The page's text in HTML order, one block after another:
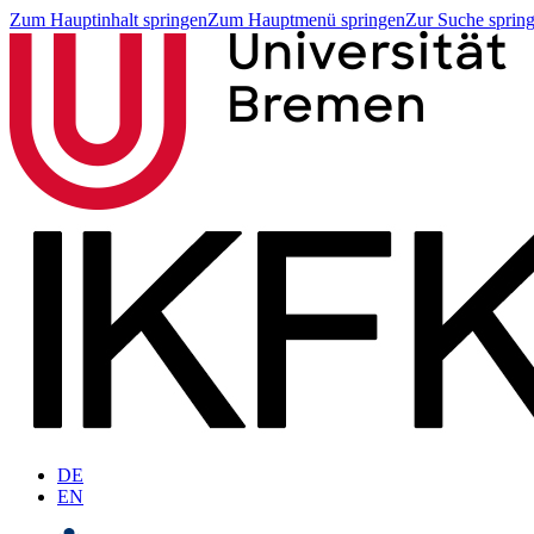
Zum Hauptinhalt springenZum Hauptmenü springenZur Suche
DE
EN